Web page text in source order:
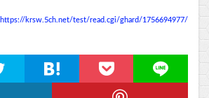
https://krsw.5ch.net/test/read.cgi/ghard/1756694977/